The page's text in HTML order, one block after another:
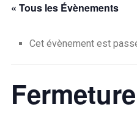
« Tous les Évènements
Cet évènement est